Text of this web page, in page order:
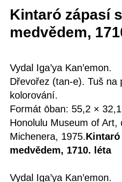
Kintaró zápasí
medvědem,
Vydal Iga’ya Kan’emon.
Dřevořez (tan-e). Tuš na
kolorování.
Formát ōban: 55,2 ×
Honolulu Museum of Art,
Michenera, 1975.
medvědem, 1710. léta
Vydal Iga’ya Kan’emon.